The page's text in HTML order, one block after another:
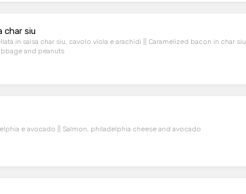
char siu
in salsa char siu, cavolo viola e arachidi || Caramelized bacon in char siu
and peanuts
e avocado || Salmon, philadelphia cheese and avocado